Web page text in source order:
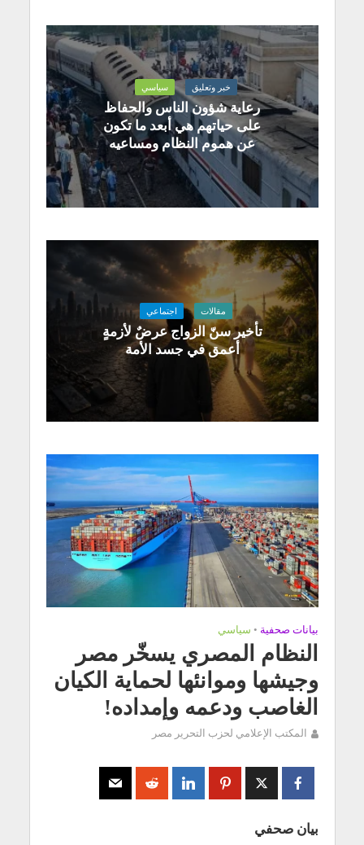
خبر وتعليق سياسي
رعاية شؤون الناس والحفاظ
على حياتهم هي أبعد ما تكون
عن هموم النظام ومساعيه
مقالات اجتماعي
تأخير سنّ الزواج عرضٌ لأزمةٍ
أعمق في جسد الأمة
بيانات صحفية • سياسي
النظام المصري يسخّر مصر
وجيشها وموانئها لحماية الكيان
الغاصب ودعمه وإمداده!
المكتب الإعلامي لحزب التحرير مصر
بيان صحفي